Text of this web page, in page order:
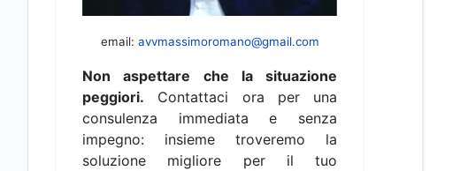
email: avvmassimoromano@gmail.com
Non aspettare che la situazione
peggiori. Contattaci ora per una
consulenza immediata e senza
impegno: insieme troveremo la
soluzione migliore per il tuo